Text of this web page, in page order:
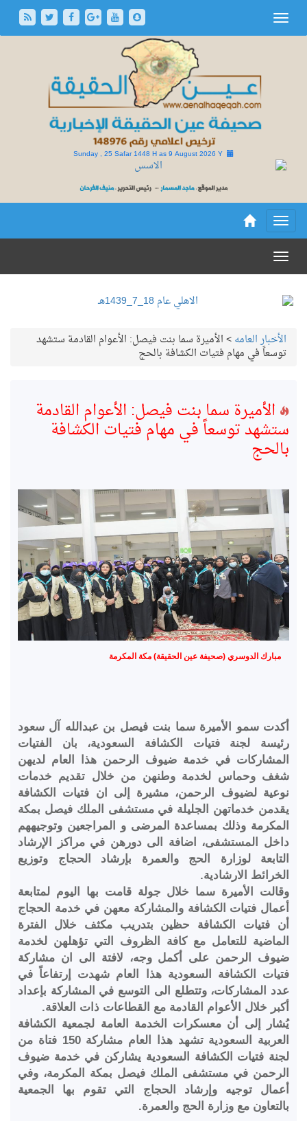
Sunday , 25 Safar 1448 H as9 August 2026 Y
الأخبار العامه>الأميرة سما بنت فيصل: الأعوام القادمة ستشهد
توسعاً في مهام فتيات الكشافة بالحج
الأميرة سما بنت فيصل: الأعوام القادمة
ستشهد توسعاً في مهام فتيات الكشافة
بالحج
مبارك الدوسري (صحيفة عين الحقيقة) مكة المكرمة
أكدت سمو الأميرة سما بنت فيصل بن عبدالله آل سعود
رئيسة لجنة فتيات الكشافة السعودية، بان الفتيات
المشاركات في خدمة ضيوف الرحمن هذا العام لديهن
شغف وحماس لخدمة وطنهن من خلال تقديم خدمات
نوعية لضيوف الرحمن، مشيرة إلى ان فتيات الكشافة
يقدمن خدماتهن الجليلة في مستشفى الملك فيصل بمكة
المكرمة وذلك بمساعدة المرضى و المراجعين وتوجيههم
داخل المستشفى، اضافة الى دورهن في مراكز الإرشاد
التابعة لوزارة الحج والعمرة بإرشاد الحجاج وتوزيع
الخرائط الارشادية.
وقالت الأميرة سما خلال جولة قامت بها اليوم لمتابعة
أعمال فتيات الكشافة والمشاركة معهن في خدمة الحجاج
أن فتيات الكشافة حظين بتدريب مكثف خلال الفترة
الماضية للتعامل مع كافة الظروف التي تؤهلهن لخدمة
ضيوف الرحمن على أكمل وجه، لافتة الى ان مشاركة
فتيات الكشافة السعودية هذا العام شهدت إرتفاعاً في
عدد المشاركات، وتتطلع الى التوسع في المشاركة بإعداد
أكبر خلال الأعوام القادمة مع القطاعات ذات العلاقة.
يُشار إلى أن معسكرات الخدمة العامة لجمعية الكشافة
العربية السعودية تشهد هذا العام مشاركة 150 فتاة من
لجنة فتيات الكشافة السعودية يشاركن في خدمة ضيوف
الرحمن في مستشفى الملك فيصل بمكة المكرمة، وفي
أعمال توجيه وإرشاد الحجاج التي تقوم بها الجمعية
بالتعاون مع وزارة الحج والعمرة.